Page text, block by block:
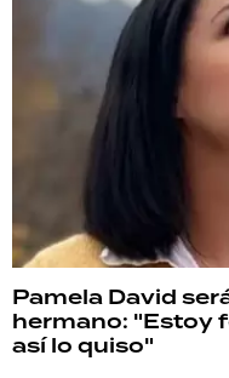
Pamela David
hermano: "Estoy
así lo quiso"